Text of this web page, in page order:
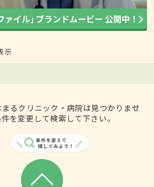
示
るクリニック・病院は見つかりませ
を変更して検索して下さい。